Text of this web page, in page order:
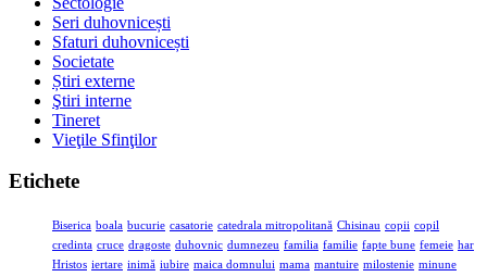
Seri duhovnicești
Sfaturi duhovnicești
Societate
Știri externe
Ştiri interne
Tineret
Vieţile Sfinţilor
Etichete
Biserica boala bucurie casatorie catedrala mitropolitană Chisinau copii copil
credinta cruce dragoste duhovnic dumnezeu familia familie fapte bune femeie har
Hristos iertare inimă iubire maica domnului mama mantuire milostenie minune